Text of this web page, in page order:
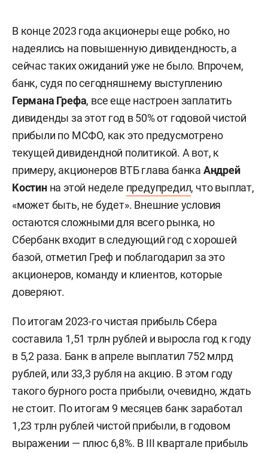
В конце 2023 года акционеры еще робко, но
надеялись на повышенную дивидендность, а
сейчас таких ожиданий уже не было. Впрочем,
банк, судя по сегодняшнему выступлению
Германа Грефа, все еще настроен заплатить
дивиденды за этот год в 50% от годовой чистой
прибыли по МСФО, как это предусмотрено
текущей дивидендной политикой. А вот, к
примеру, акционеров ВТБ глава банка Андрей
Костинна этой неделе предупредил, что выплат,
«может быть, не будет». Внешние условия
остаются сложными для всего рынка, но
Сбербанк входит в следующий год с хорошей
базой, отметил Греф и поблагодарил за это
акционеров, команду и клиентов, которые
доверяют.
По итогам 2023-го чистая прибыль Сбера
составила 1,51 трлн рублей и выросла год к году
в 5,2 раза. Банк в апреле выплатил 752 млрд
рублей, или 33,3 рубля на акцию. В этом году
такого бурного роста прибыли, очевидно, ждать
не стоит. По итогам 9 месяцев банк заработал
1,23 трлн рублей чистой прибыли, в годовом
выражении — плюс 6,8%. В III квартале прибыль